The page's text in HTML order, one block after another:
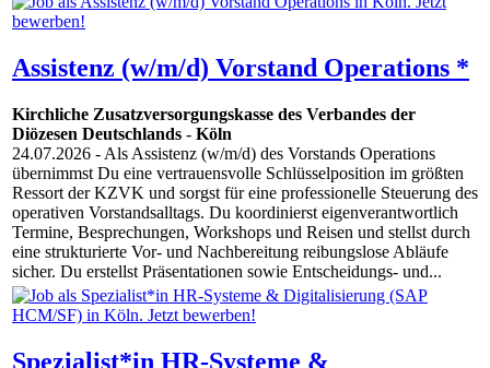
Assistenz (w/m/d) Vorstand Operations *
Kirchliche Zusatzversorgungskasse des Verbandes der
Diözesen Deutschlands - Köln
24.07.2026 - Als Assistenz (w/m/d) des Vorstands Operations
übernimmst Du eine vertrauensvolle Schlüsselposition im größten
Ressort der KZVK und sorgst für eine professionelle Steuerung des
operativen Vorstandsalltags. Du koordinierst eigenverantwortlich
Termine, Besprechungen, Workshops und Reisen und stellst durch
eine strukturierte Vor- und Nachbereitung reibungslose Abläufe
sicher. Du erstellst Präsentationen sowie Entscheidungs- und...
Spezialist*in HR-Systeme &